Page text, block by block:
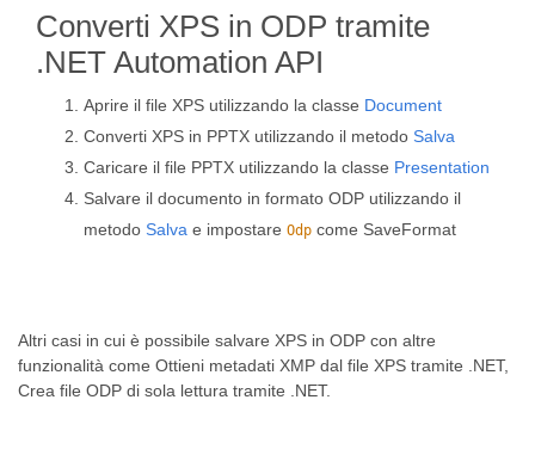
Converti XPS in ODP tramite
.NET Automation API
Aprire il file XPS utilizzando la classe Document
Converti XPS in PPTX utilizzando il metodo Salva
Caricare il file PPTX utilizzando la classe Presentation
Salvare il documento in formato ODP utilizzando il
metodo Salva e impostare Odp come SaveFormat
Altri casi in cui è possibile salvare XPS in ODP con altre
funzionalità come Ottieni metadati XMP dal file XPS tramite .NET,
Crea file ODP di sola lettura tramite .NET.